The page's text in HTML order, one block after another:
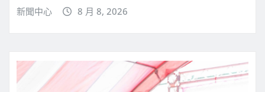
新聞中心 8 月 8, 2026